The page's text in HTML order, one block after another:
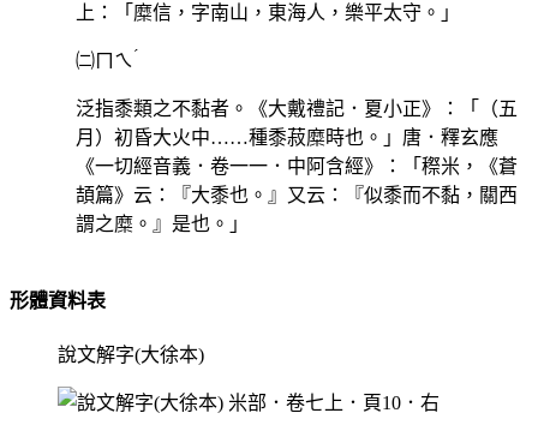
上：「糜信，字南山，東海人，樂平太守。」
㈡ㄇㄟ ˊ
泛指黍類之不黏者。《大戴禮記．夏小正》：「（五
月）初昏大火中……種黍菽糜時也。」唐．釋玄應
《一切經音義．卷一一．中阿含經》：「穄米，《蒼
頡篇》云：『大黍也。』又云：『似黍而不黏，關西
謂之糜。』是也。」
形體資料表
說文解字(大徐本)